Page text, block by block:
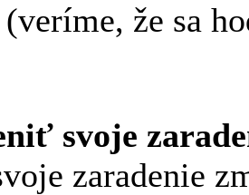
že sa
svoje
zaradenie